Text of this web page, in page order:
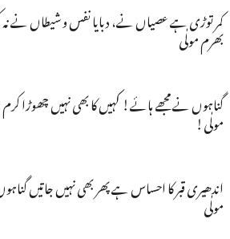
کمر توڑی ہے عصیاں نے، دبایا نفس و شیطاں نے نہ
بھرم مولٰی
گناہوں نے مجھے ہائے! کہیں کا بھی نہیں چھوڑا
مولٰی!
اندھیری قبر کا احساس ہے پھر بھی نہیں جاتیں
مولٰی